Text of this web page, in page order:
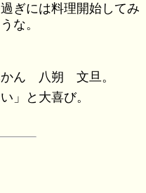
ぎには料理開始してみ
な。
かん 八朔 文旦。
」と大喜び。